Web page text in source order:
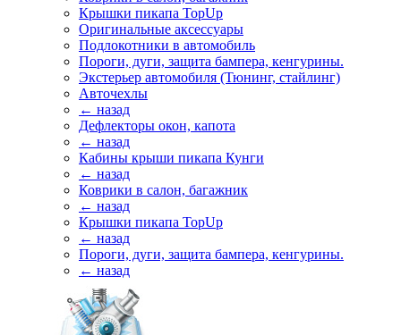
Крышки пикапа TopUp
Оригинальные аксессуары
Подлокотники в автомобиль
Пороги, дуги, защита бампера, кенгурины.
Экстерьер автомобиля (Тюнинг, стайлинг)
Авточехлы
← назад
Дефлекторы окон, капота
← назад
Кабины крыши пикапа Кунги
← назад
Коврики в салон, багажник
← назад
Крышки пикапа TopUp
← назад
Пороги, дуги, защита бампера, кенгурины.
← назад